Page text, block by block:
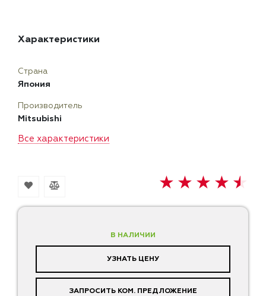
В НАЛИЧИИ
УЗНАТЬ ЦЕНУ
ЗАПРОСИТЬ КОМ. ПРЕДЛОЖЕНИЕ
Характеристики
Все характеристики
Страна
Япония
Производитель
Mitsubishi